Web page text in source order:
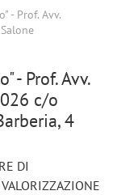
- Prof. Avv.
- Prof. Avv.
c/o
4